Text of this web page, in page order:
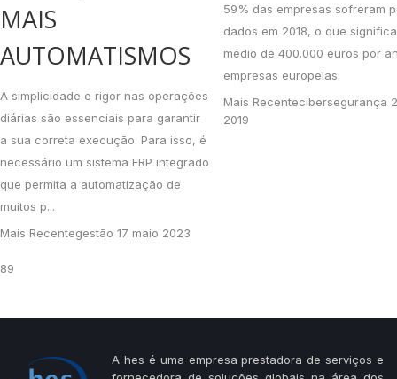
MAIS
AUTOMATISMOS
A simplicidade e rigor nas operações
diárias são essenciais para garantir
a sua correta execução. Para isso, é
necessário um sistema ERP integrado
que permita a automatização de
muitos p...
Mais Recentegestão 17 maio 2023
59% das empresas sofreram
dados em 2018, o que
médio de 400.000 euros por
empresas europeias.
Mais Recentecibersegurança
2019
89
A hes é uma empresa prestadora de serviços e